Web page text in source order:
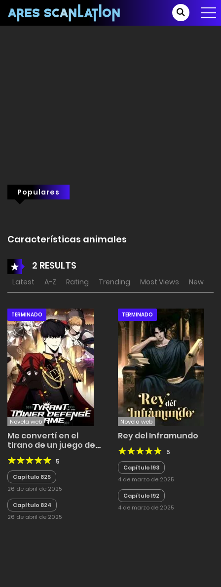
Populares
Características animales
2 RESULTS
Latest A-Z Rating Trending Most Views New
TERMINADO
Novela web
Me convertí en el
tirano de un juego de
defensa
5
Capítulo 825
26 de abril de 2025
Capítulo 824
26 de abril de 2025
TERMINADO
Novela web
Rey del Inframundo
5
Capítulo 193
4 de marzo de 2025
Capítulo 192
4 de marzo de 2025